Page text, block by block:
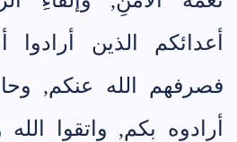
أعدائكم الذين
فصرفهم الله عنكم,
أرادوه بكم, واتقوا الله